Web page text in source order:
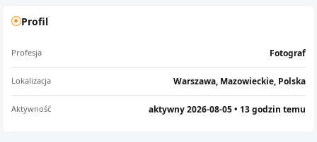
Profil
Profesja Fotograf
Lokalizacja Warszawa, Mazowieckie, Polska
Aktywność aktywny 2026-08-05 • 13 godzin temu